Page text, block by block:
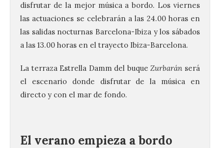
disfrutar de la mejor música a bordo. Los viernes
las actuaciones se celebrarán a las 24.00 horas en
las salidas nocturnas Barcelona-Ibiza y los sábados
a las 13.00 horas en el trayecto Ibiza-Barcelona.
La terraza Estrella Damm del buqueZurbarán será
el escenario donde disfrutar de la música en
directo y con el mar de fondo.
El verano empieza a bordo